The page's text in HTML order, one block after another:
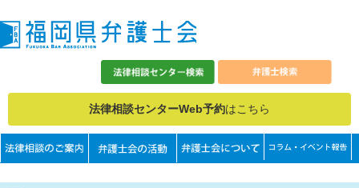
法律相談センターWeb予約はこちら